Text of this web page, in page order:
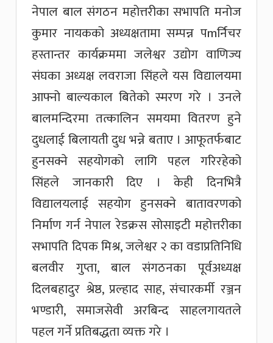
नेपाल बाल संगठन महोत्तरीका सभापति मनोज
कुमार नायकको अध्यक्षतामा सम्पन्न पmर्निचर
हस्तान्तर कार्यक्रममा जलेश्वर उद्योग वाणिज्य
संघका अध्यक्ष लवराजा सिंहले यस विद्यालयमा
आफ्नो बाल्यकाल बितेको स्मरण गरे । उनले
बालमन्दिरमा तत्कालिन समयमा वितरण हुने
दुधलाई बिलायती दुध भन्ने बताए । आफूतर्फबाट
हुनसक्ने सहयोगको लागि पहल गरिरहेको
सिंहले जानकारी दिए । केही दिनभित्रै
विद्यालयलाई सहयोग हुनसक्ने बातावरणको
निर्माण गर्न नेपाल रेडक्रस सोसाइटी महोत्तरीका
सभापति दिपक मिश्र, जलेश्वर २ का वडाप्रतिनिधि
बलवीर गुप्ता, बाल संगठनका पूर्वअध्यक्ष
दिलबहादुर श्रेष्ठ, प्रल्हाद साह, संचारकर्मी रञ्जन
भण्डारी, समाजसेवी अरबिन्द साहलगायतले
पहल गर्ने प्रतिबद्धता व्यक्त गरे ।